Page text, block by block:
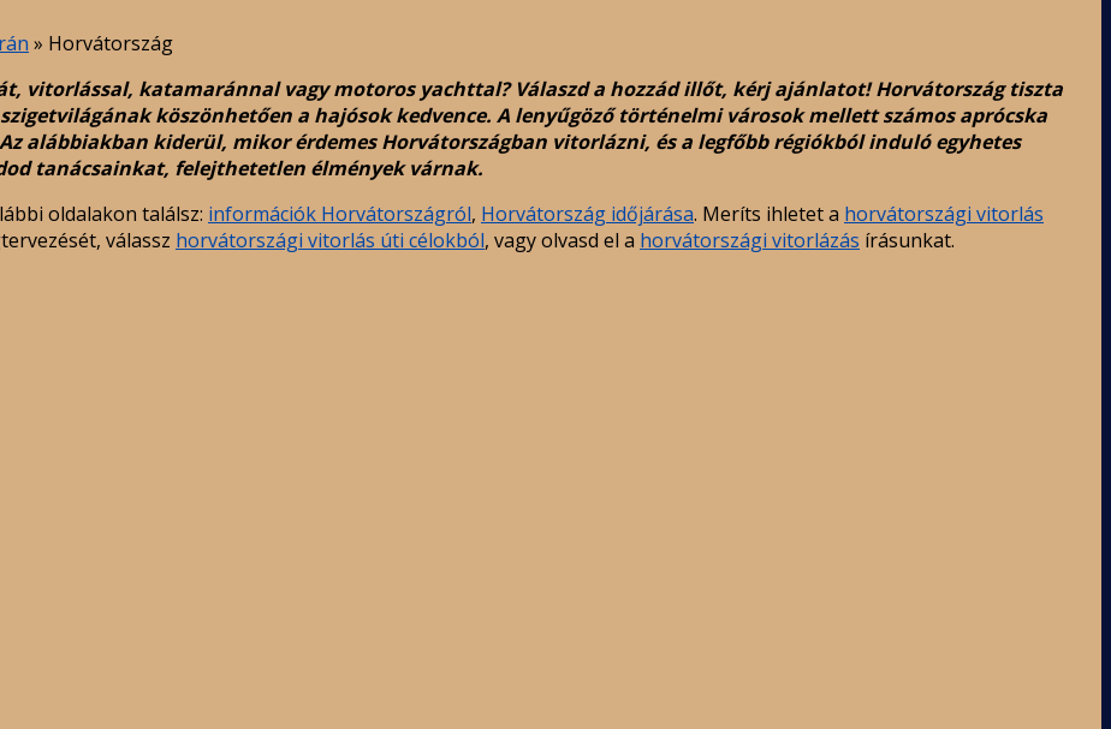
» Horvátország
vitorlással, katamaránnal vagy motoros yachttal? Válaszd a hozzád illőt, kérj ajánlatot! Horvátország tiszta
köszönhetően a hajósok kedvence. A lenyűgöző történelmi városok mellett számos aprócska
alábbiakban kiderül, mikor érdemes Horvátországban vitorlázni, és a legfőbb régiókból induló egyhetes
tanácsainkat, felejthetetlen élmények várnak.
oldalakon találsz: információk Horvátországról, Horvátország időjárása. Meríts ihletet a horvátországi vitorlás
válassz horvátországi vitorlás úti célokból, vagy olvasd el a horvátországi vitorlázás írásunkat.